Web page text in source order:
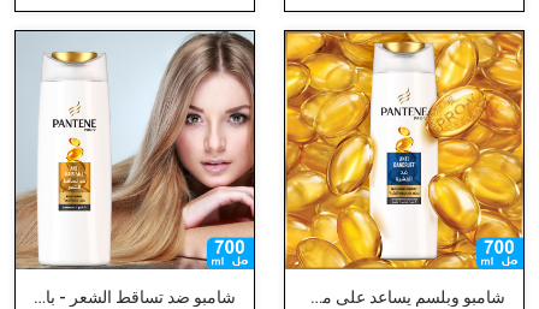
شامبو وبلسم يساعد على مقاومة القشرة من بانتين شامبو ضد تساقط الشعر - بانتين